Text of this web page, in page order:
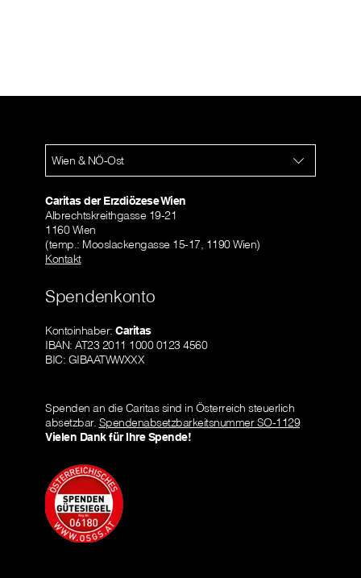
Wien & NÖ-Ost
Caritas der Erzdiözese Wien
Albrechtskreithgasse 19-21
1160 Wien
(temp.: Mooslackengasse 15-17, 1190 Wien)
Kontakt
Spendenkonto
Kontoinhaber: Caritas
IBAN: AT23 2011 1000 0123 4560
BIC: GIBAATWWXXX
Spenden an die Caritas sind in Österreich steuerlich
absetzbar. Spendenabsetzbarkeitsnummer SO-1129
Vielen Dank für Ihre Spende!